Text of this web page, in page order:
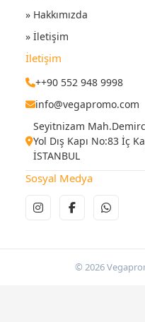
» Hakkımızda
» İletişim
İletişim
++90 552 948 9998
info@vegapromo.com
Seyitnizam
Yol Dış Kapı No:83 İç
İSTANBUL
Sosyal Medya
© 2026